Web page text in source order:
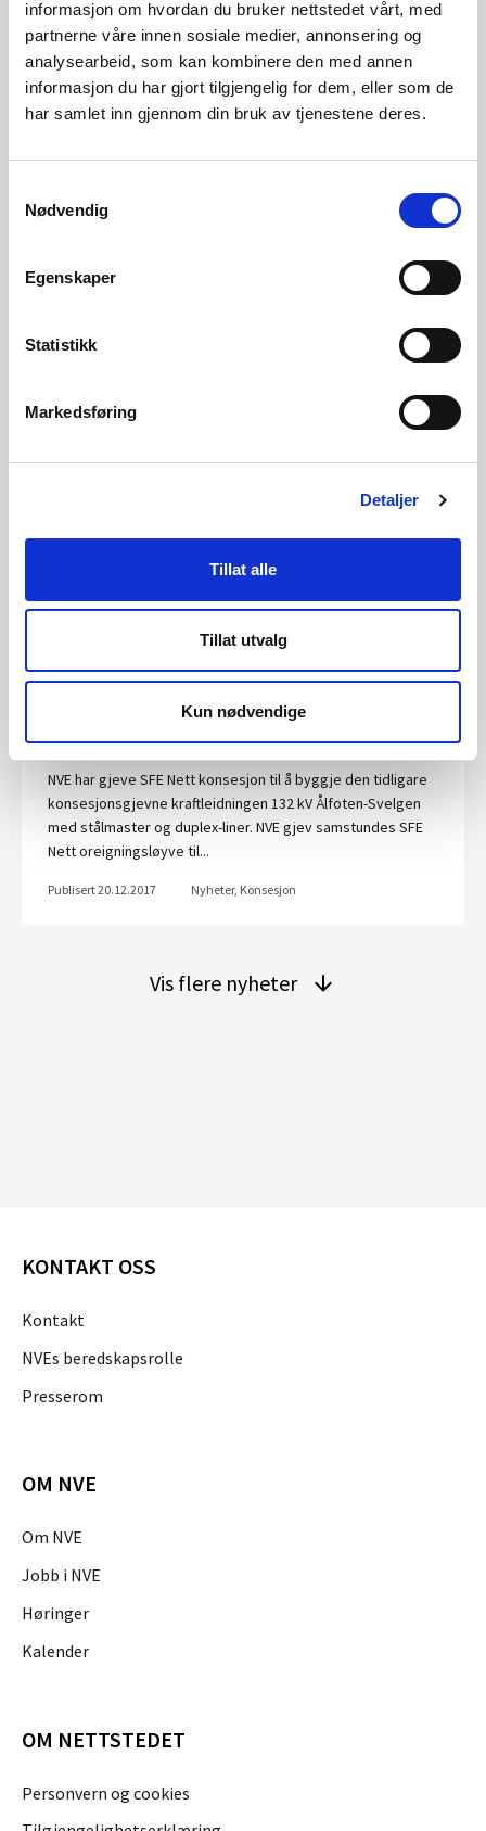
informasjon om hvordan du bruker nettstedet vårt, med
partnerne våre innen sosiale medier, annonsering og
analysearbeid, som kan kombinere den med annen
informasjon du har gjort tilgjengelig for dem, eller som de
har samlet inn gjennom din bruk av tjenestene deres.
Nødvendig
Egenskaper
Statistikk
Markedsføring
Detaljer
Tillat alle
Tillat utvalg
Kun nødvendige
Publisert 20.12.2017 Nyheter, Klima
Kraftsituasjonen veke 50 2017
Kjølegare vêr og mindre vindkraft gav auka prisar.
Avslag til Hoffmannselva kraftverk
kraftverk i Hamarøy kommune i Nordland.
NVE gjev Lærdal og Aurland Grønnkraft AS løyve til å byggje
Fjordane. Kraftverket vil produsere om lag 18 GWh i eit
middels år. Dette svarar til str...
Publisert 20.12.2017 Nyheter, Konsesjon
Løyve til konsesjonsendringar for ny
kraftleidning Magnhildskaret–Svelgen–
Ålfoten i Sogn og Fjordane
NVE har gjeve SFE Nett konsesjon til å byggje den tidligare
konsesjonsgjevne kraftleidningen 132 kV Ålfoten-Svelgen
med stålmaster og duplex-liner. NVE gjev samstundes SFE
Nett oreigningsløyve til...
Publisert 20.12.2017 Nyheter, Konsesjon
Vis flere nyheter
KONTAKT OSS
Kontakt
NVEs beredskapsrolle
Presserom
OM NVE
Om NVE
Jobb i NVE
Høringer
Kalender
OM NETTSTEDET
Personvern og cookies